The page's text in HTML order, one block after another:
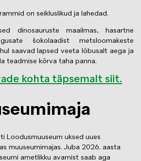
on seikluslikud ja lahedad.
dinosauruste maailmas, hasartne
šokolaadist metsloomakeste
saavad lapsed veeta lõbusalt aega ja
teadmise kõrva taha panna.
kohta täpsemalt siit.
Loodusmuuseum uksed uues
muuseumimajas. Juba 2026. aasta
ametlikku avamist saab aga